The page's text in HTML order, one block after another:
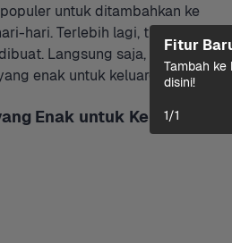
untuk ditambahkan ke
hari. Terlebih lagi, tumis buncis
Langsung saja, cobain yuk,
enak untuk keluarga.
Enak untuk Keluarga
Fitur
Tambah ke
disini!
1/1